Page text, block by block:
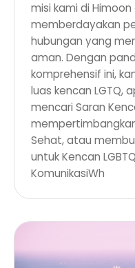
misi kami di
memberdayakan
hubungan yang
aman. Dengan
komprehensif ini,
luas kencan LGTQ,
mencari Saran
Sehat, atau
untuk Kencan
KomunikasiWh